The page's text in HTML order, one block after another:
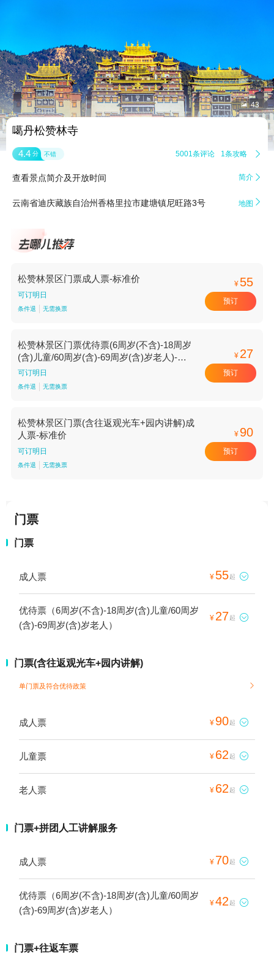
 43
噶丹松赞林寺
4.4 分 不错 5001条评论 1条攻略 
查看景点简介及开放时间 简介 
云南省迪庆藏族自治州香格里拉市建塘镇尼旺路3号 地图 
松赞林景区门票成人票-标准价
可订明日
条件退 无需换票
¥ 55
预订
松赞林景区门票优待票(6周岁(不含)-18周岁
(含)儿童/60周岁(含)-69周岁(含)岁老人)-标
准价
可订明日
条件退 无需换票
¥ 27
预订
松赞林景区门票(含往返观光车+园内讲解)成
人票-标准价
可订明日
条件退 无需换票
¥ 90
预订
门票
门票
成人票 ¥ 55起 
优待票（6周岁(不含)-18周岁(含)儿童/60周岁
(含)-69周岁(含)岁老人）
¥ 27起 
门票(含往返观光车+园内讲解)
单门票及符合优待政策 
成人票 ¥ 90起 
儿童票 ¥ 62 起 
老人票 ¥ 62 起 
门票+拼团人工讲解服务
成人票 ¥ 70起 
优待票（6周岁(不含)-18周岁(含)儿童/60周岁
(含)-69周岁(含)岁老人）
¥42 起 
门票+往返车票